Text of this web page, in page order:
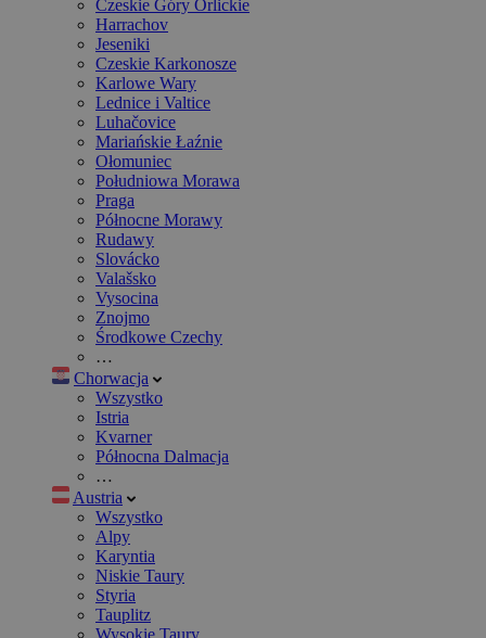
Czeskie Góry Orlickie
Harrachov
Jeseniki
Czeskie Karkonosze
Karlowe Wary
Lednice i Valtice
Luhačovice
Mariańskie Łaźnie
Ołomuniec
Południowa Morawa
Praga
Północne Morawy
Rudawy
Slovácko
Valašsko
Vysocina
Znojmo
Środkowe Czechy
…
Chorwacja
Wszystko
Istria
Kvarner
Północna Dalmacja
…
Austria
Wszystko
Alpy
Karyntia
Niskie Taury
Styria
Tauplitz